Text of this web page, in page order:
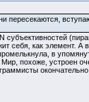
пересекаются,
субъективностей
себя, как элемент.
в
похоже, устроен